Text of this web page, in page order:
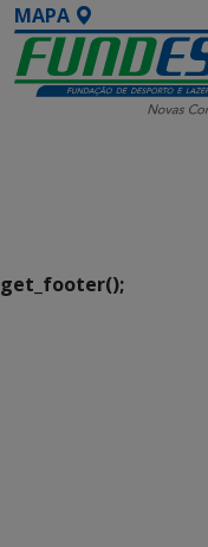
MAPA
get_footer();